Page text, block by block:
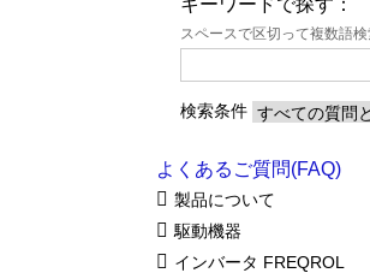
キーワードで探す：
スペースで区切って複数語
検索条件
よくあるご質問(FAQ)
製品について
駆動機器
インバータ FREQROL